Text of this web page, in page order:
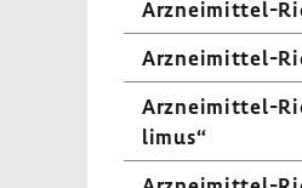
Arzneimittel-​
Arzneimittel-​
Arzneimittel-​
limus“